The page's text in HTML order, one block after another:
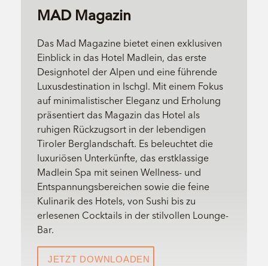
MAD Magazin
Das Mad Magazine bietet einen exklusiven
Einblick in das Hotel Madlein, das erste
Designhotel der Alpen und eine führende
Luxusdestination in Ischgl. Mit einem Fokus
auf minimalistischer Eleganz und Erholung
präsentiert das Magazin das Hotel als
ruhigen Rückzugsort in der lebendigen
Tiroler Berglandschaft. Es beleuchtet die
luxuriösen Unterkünfte, das erstklassige
Madlein Spa mit seinen Wellness- und
Entspannungsbereichen sowie die feine
Kulinarik des Hotels, von Sushi bis zu
erlesenen Cocktails in der stilvollen Lounge-
Bar.
JETZT DOWNLOADEN